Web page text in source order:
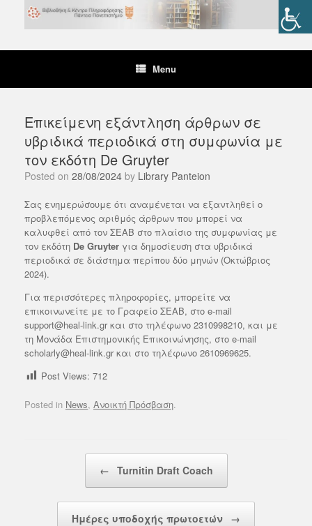
content
Menu
Επικείμενη εξάντληση άρθρων σε
υβριδικά περιοδικά στη συμφωνία με
τον εκδότη De Gruyter
Posted on 28/08/2024 by Library Panteion
Σας ενημερώσουμε ότι αναμένεται να εξαντληθεί ο
προβλεπόμενος αριθμός άρθρων που μπορεί να
καλυφθεί από τον ΣΕΑΒ στο πλαίσιο της συμφωνίας με
τον εκδότη De Gruyter για δημοσίευση στα υβριδικά
περιοδικά σε διάστημα περίπου δύο μηνών (Οκτώβριος
2024).
Για περισσότερες πληροφορίες, μπορείτε να
επικοινωνείτε με το Γραφείο ΣΕΑΒ, στο e-mail
support@heal-link.gr και στο τηλέφωνο 2310998210, και με
τη Μονάδα Επιστημονικής Επικοινώνησης, στο e-mail
scholarly@heal-link.gr και στο τηλέφωνο 2610969625.
Post Views: 712
Posted in News, Ανοικτή Πρόσβαση.
← Turnitin Draft Coach
Ημέρες υποδοχής πρωτοετών →